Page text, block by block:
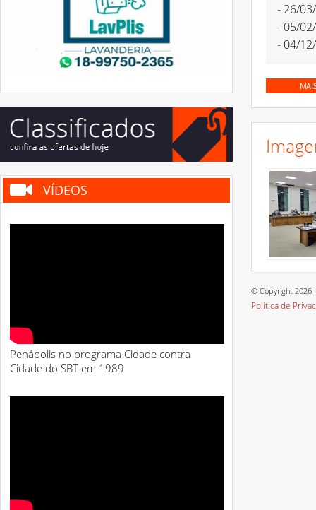
VÍDEOS
Penápolis no programa Cidade contra
Cidade do SBT em 1989
- 26/
- 05/
- 04/
© Copyright 2026
Política de